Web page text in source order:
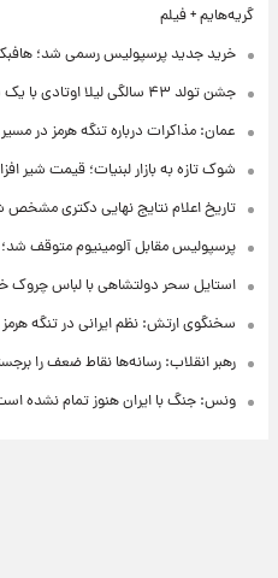
گریه‌هایم + فیلم
خرید جدید پرسپولیس رسمی شد؛
جشن تولد ۴۳ سالگی لیلا اوتادی با یک سورپرایز ویژه + فیلم
عمان: مذاکرات درباره تنگه هرمز در مسیر
شوک تازه به بازار لبنیات؛ قیمت شیر
تاریخ اعلام نتایج نهایی دکتری
پرسپولیس مقابل آلومینیوم متوقف شد؛
استایل سحر دولتشاهی با لباس چروک
سخنگوی ارتش: نظم ایرانی در تنگه
رهبر انقلاب: رسانه‌ها نقاط ضعف را
ونس: جنگ با ایران هنوز تمام نشده